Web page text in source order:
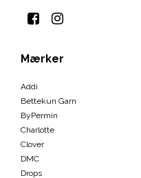
Mærker
Addi
Bettekun Garn
ByPermin
Charlotte
Clover
DMC
Drops